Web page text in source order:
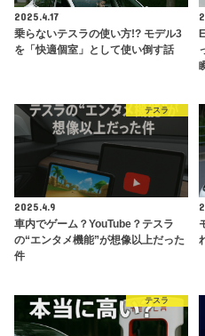
2025.4.17
乗らないテスラの使い方!? モデル3
を「快適個室」として使い倒す話
テスラ
2025.4.9
車内でゲーム？YouTube？テスラ
の“エンタメ機能”が想像以上だった
件
テスラ